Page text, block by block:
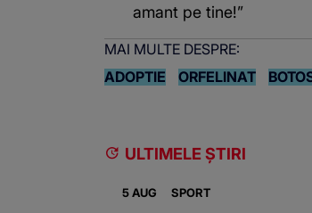
amant pe tine!”
MAI MULTE DESPRE:
ADOPTIE
ORFELINAT
ULTIMELE ȘTIRI
5 AUG SPORT